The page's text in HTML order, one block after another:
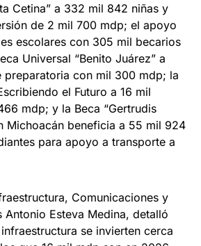
Cetina” a 332 mil 842 niñas y
de 2 mil 700 mdp; el apoyo
escolares con 305 mil becarios
Universal “Benito Juárez” a
preparatoria con mil 300 mdp; la
el Futuro a 16 mil
mdp; y la Beca “Gertrudis
Michoacán beneficia a 55 mil 924
para apoyo a transporte a
Comunicaciones y
Antonio Esteva Medina, detalló
se invierten cerca